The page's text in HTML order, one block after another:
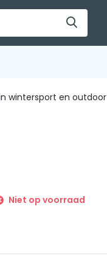
wintersport en outdoor
Niet op voorraad